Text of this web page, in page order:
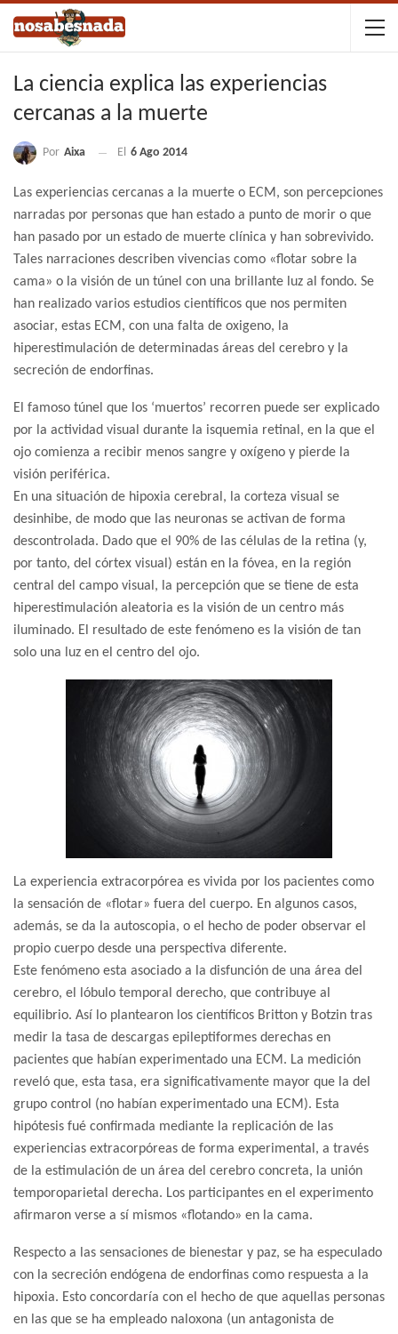
La ciencia explica las experiencias
cercanas a la muerte
Por Aixa El 6 Ago 2014
Las experiencias cercanas a la muerte o ECM, son percepciones
narradas por personas que han estado a punto de morir o que
han pasado por un estado de muerte clínica y han sobrevivido.
Tales narraciones describen vivencias como «flotar sobre la
cama» o la visión de un túnel con una brillante luz al fondo. Se
han realizado varios estudios científicos que nos permiten
asociar, estas ECM, con una falta de oxigeno, la
hiperestimulación de determinadas áreas del cerebro y la
secreción de endorfinas.
El famoso túnel que los ‘muertos’ recorren puede ser explicado
por la actividad visual durante la isquemia retinal, en la que el
ojo comienza a recibir menos sangre y oxígeno y pierde la
visión periférica.
En una situación de hipoxia cerebral, la corteza visual se
desinhibe, de modo que las neuronas se activan de forma
descontrolada. Dado que el 90% de las células de la retina (y,
por tanto, del córtex visual) están en la fóvea, en la región
central del campo visual, la percepción que se tiene de esta
hiperestimulación aleatoria es la visión de un centro más
iluminado. El resultado de este fenómeno es la visión de tan
solo una luz en el centro del ojo.
La experiencia extracorpórea es vivida por los pacientes como
la sensación de «flotar» fuera del cuerpo. En algunos casos,
además, se da la autoscopia, o el hecho de poder observar el
propio cuerpo desde una perspectiva diferente.
Este fenómeno esta asociado a la disfunción de una área del
cerebro, el lóbulo temporal derecho, que contribuye al
equilibrio. Así lo plantearon los científicos Britton y Botzin tras
medir la tasa de descargas epileptiformes derechas en
pacientes que habían experimentado una ECM. La medición
reveló que, esta tasa, era significativamente mayor que la del
grupo control (no habían experimentado una ECM). Esta
hipótesis fué confirmada mediante la replicación de las
experiencias extracorpóreas de forma experimental, a través
de la estimulación de un área del cerebro concreta, la unión
temporoparietal derecha. Los participantes en el experimento
afirmaron verse a sí mismos «flotando» en la cama.
Respecto a las sensaciones de bienestar y paz, se ha especulado
con la secreción endógena de endorfinas como respuesta a la
hipoxia. Esto concordaría con el hecho de que aquellas personas
en las que se ha empleado naloxona (un antagonista de